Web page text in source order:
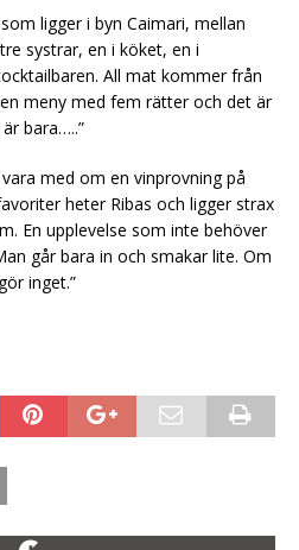
ligger i byn Caimari, mellan
systrar, en i köket, en i
All mat kommer från
meny med fem rätter och det är
bara…..”
med om en vinprovning på
heter Ribas och ligger strax
En upplevelse som inte behöver
går bara in och smakar lite. Om
inget.”